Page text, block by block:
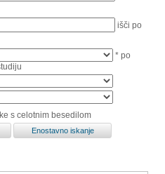
išči po
* po
s celotnim besedilom